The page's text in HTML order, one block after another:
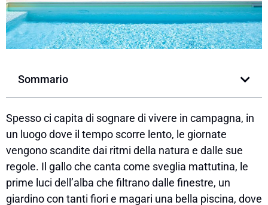
Sommario
Spesso ci capita di sognare di vivere in campagna, in
un luogo dove il tempo scorre lento, le giornate
vengono scandite dai ritmi della natura e dalle sue
regole. Il gallo che canta come sveglia mattutina, le
prime luci dell’alba che filtrano dalle finestre, un
giardino con tanti fiori e magari una bella piscina, dove